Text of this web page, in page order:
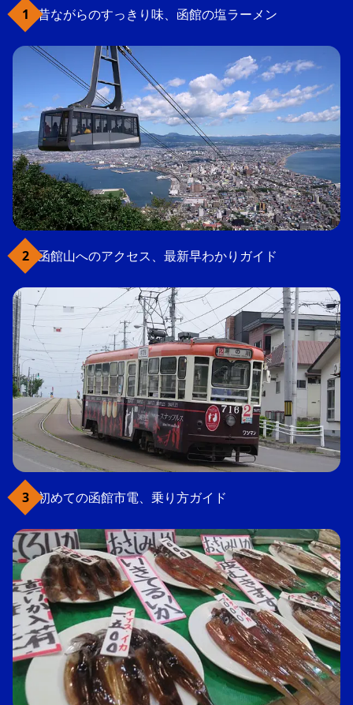
昔ながらのすっきり味、函館の塩ラーメン
函館山へのアクセス、最新早わかりガイド
初めての函館市電、乗り方ガイド